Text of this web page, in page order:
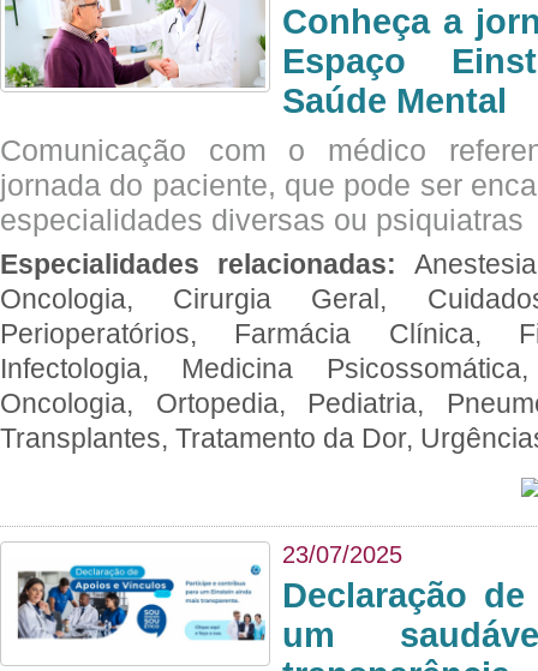
Conheça a
Espaço
Saúde Mental
Comunicação com o médico
jornada do paciente, que pode ser
especialidades diversas ou psiquiatras
Especialidades relacionadas:
Oncologia, Cirurgia Geral,
Perioperatórios, Farmácia Clínica,
Infectologia, Medicina
Oncologia, Ortopedia, Pediatria,
Transplantes, Tratamento da Dor,
23/07/2025
Declaração
um